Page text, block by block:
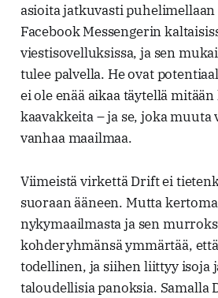
asioita jatkuvasti puhelimellaan
Facebook Messengerin
viestisovelluksissa, ja sen
tulee palvella. He ovat
ei ole enää aikaa täytellä
kaavakkeita – ja se, joka muuta
vanhaa maailmaa.
Viimeistä virkettä Drift ei
suoraan ääneen. Mutta
nykymaailmasta ja sen
kohderyhmänsä ymmärtää,
todellinen, ja siihen liittyy isoja
taloudellisia panoksia. Samalla